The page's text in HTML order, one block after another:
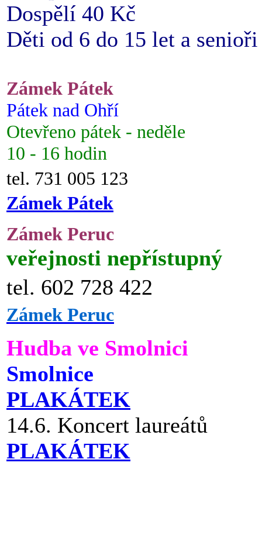
Dospělí 40 Kč
Děti od 6 do 15 let a
Zámek Pátek
Pátek nad Ohří
Otevřeno pátek - neděle
10 - 16 hodin
tel. 731 005 123
Zámek Pátek
Zámek Peruc
veřejnosti nepřístupný
tel. 602 728 422
Zámek Peruc
Hudba ve Smolnici
Smolnice
PLAKÁTEK
14.6. Koncert laureátů
PLAKÁTEK